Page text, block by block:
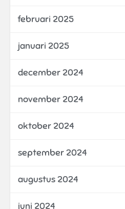
februari 2025
januari 2025
december 2024
november 2024
oktober 2024
september 2024
augustus 2024
juni 2024